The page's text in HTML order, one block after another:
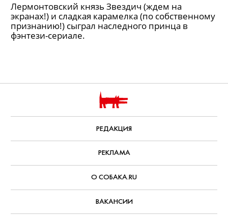
Лермонтовский князь Звездич (ждем на
экранах!) и сладкая карамелка (по собственному
признанию!) сыграл наследного принца в
фэнтези-сериале.
РЕДАКЦИЯ
РЕКЛАМА
О СОБАКА.RU
ВАКАНСИИ